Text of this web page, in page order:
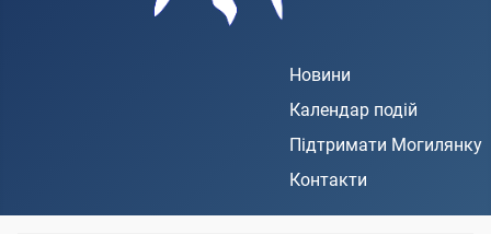
Новини
Календар подій
Підтримати Могилянку
Контакти